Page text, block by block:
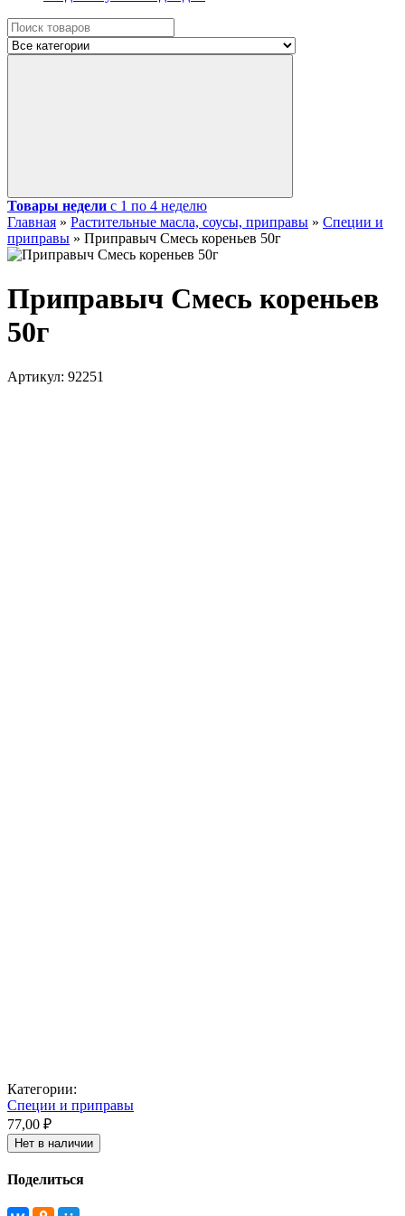
Товары недели с 1 по 4 неделю
Главная » Растительные масла, соусы, приправы » Специи и
приправы » Приправыч Смесь кореньев 50г
Приправыч Смесь кореньев
50г
Артикул: 92251
Категории:
Специи и приправы
77,00 ₽
Нет в наличии
Поделиться